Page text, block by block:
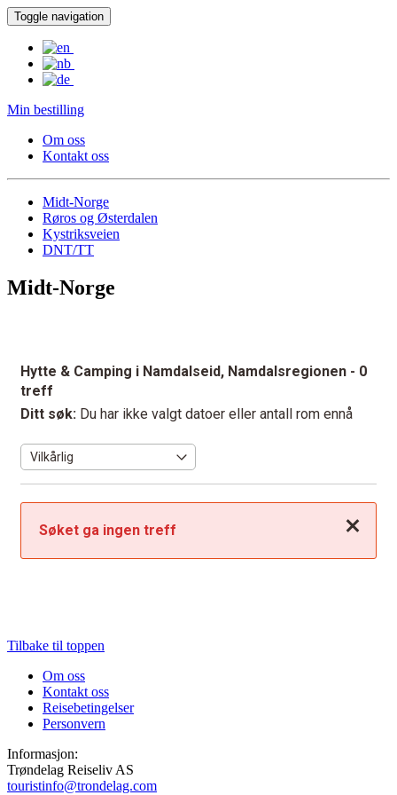
Toggle navigation
Min bestilling
Om oss
Kontakt oss
Midt-Norge
Røros og Østerdalen
Kystriksveien
DNT/TT
Midt-Norge
Hytte & Camping i Namdalseid, Namdalsregionen - 0
treff
Ditt søk: Du har ikke valgt datoer eller antall rom ennå
Lukk
Søket ga ingen treff
Tilbake til toppen
Om oss
Kontakt oss
Reisebetingelser
Personvern
Informasjon:
Trøndelag Reiseliv AS
touristinfo@trondelag.com